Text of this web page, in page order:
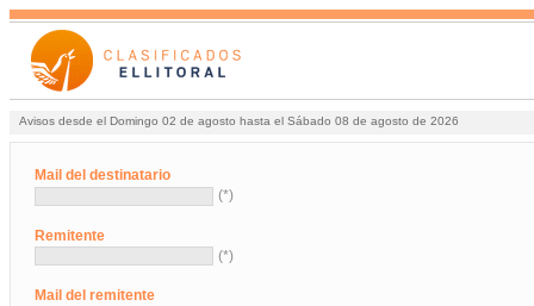
Avisos desde el Domingo 02 de agosto hasta el Sábado 08 de agosto de 2026
Mail del destinatario
(*)
Remitente
(*)
Mail del remitente